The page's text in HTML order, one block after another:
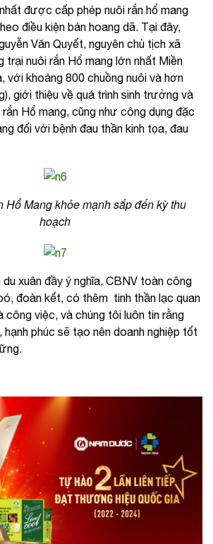
được cấp phép nuôi rắn hổ mang
điều kiện bán hoang dã. Tại đây,
Văn Quyết, nguyên chủ tịch xã
trại nuôi rắn Hổ mang lớn nhất Miền
với khoảng 800 chuồng nuôi và hơn
giới thiệu về quá trình sinh trưởng và
Hổ mang, cũng như công dụng đặc
đối với bệnh đau thần kinh tọa, đau
Hổ Mang khỏe mạnh sắp đến kỳ thu
hoạch
du xuân đầy ý nghĩa, CBNV toàn công
đoàn kết, có thêm tinh thần lạc quan
công việc, và chúng tôi luôn tin rằng
hạnh phúc sẽ tạo nên doanh nghiệp tốt